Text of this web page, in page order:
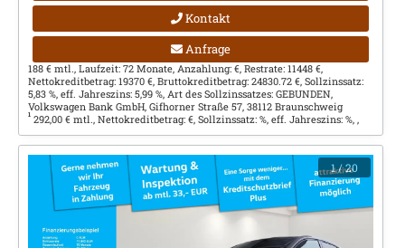
Kontakt
Anfrage
188 € mtl., Laufzeit: 72 Monate, Anzahlung: €, Restrate: 11448 €,
Nettokreditbetrag: 19370 €, Bruttokreditbetrag: 24830.72 €, Sollzinssatz:
5,83 %, eff. Jahreszins: 5,99 %, Art des Sollzinssatzes: GEBUNDEN,
Volkswagen Bank GmbH, Gifhorner Straße 57, 38112 Braunschweig
1 292,00 € mtl., Nettokreditbetrag: €, Sollzinssatz: %, eff. Jahreszins: %, ,
1/ 20